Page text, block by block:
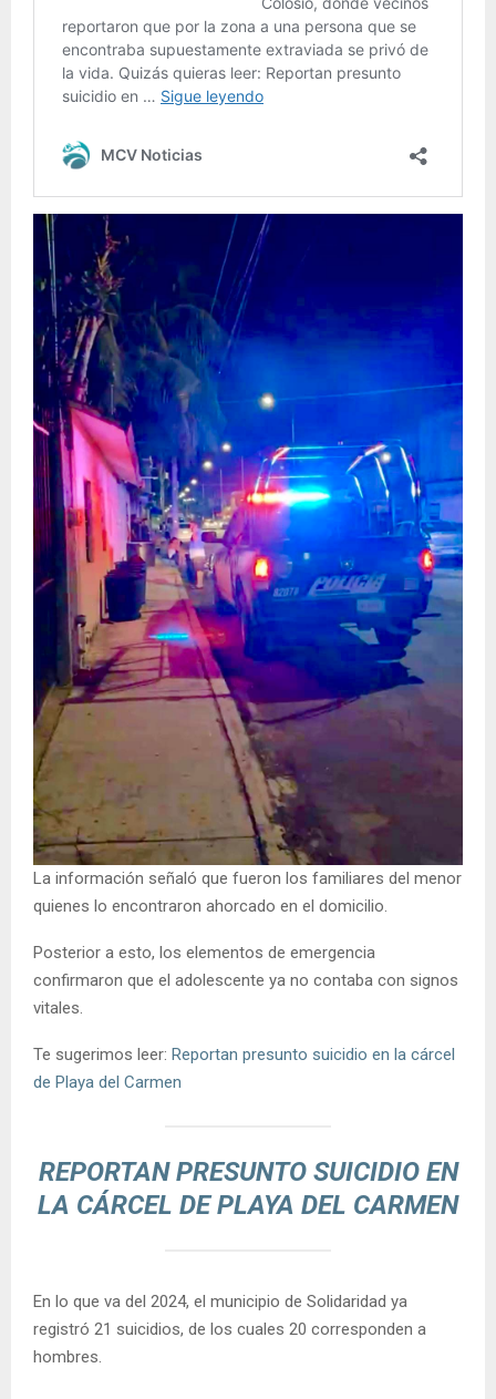
La información señaló que fueron los familiares del menor
quienes lo encontraron ahorcado en el domicilio.
Posterior a esto, los elementos de emergencia
confirmaron que el adolescente ya no contaba con signos
vitales.
Te sugerimos leer: Reportan presunto suicidio en la cárcel
de Playa del Carmen
REPORTAN PRESUNTO SUICIDIO EN
LA CÁRCEL DE PLAYA DEL CARMEN
En lo que va del 2024, el municipio de Solidaridad ya
registró 21 suicidios, de los cuales 20 corresponden a
hombres.